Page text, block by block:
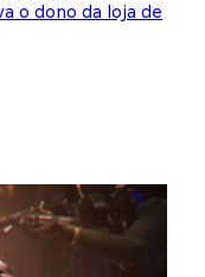
o dono da loja de